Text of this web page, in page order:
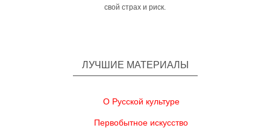
свой страх и риск.
ЛУЧШИЕ МАТЕРИАЛЫ
О Русской культуре
Первобытное искусство